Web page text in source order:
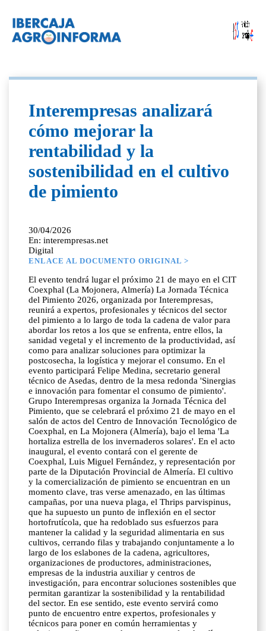
Interempresas analizará
cómo mejorar la
rentabilidad y la
sostenibilidad en el cultivo
de pimiento
30/04/2026
En: interempresas.net
Digital
ENLACE AL DOCUMENTO ORIGINAL >
El evento tendrá lugar el próximo 21 de mayo en el CIT
Coexphal (La Mojonera, Almería) La Jornada Técnica
del Pimiento 2026, organizada por Interempresas,
reunirá a expertos, profesionales y técnicos del sector
del pimiento a lo largo de toda la cadena de valor para
abordar los retos a los que se enfrenta, entre ellos, la
sanidad vegetal y el incremento de la productividad, así
como para analizar soluciones para optimizar la
postcosecha, la logística y mejorar el consumo. En el
evento participará Felipe Medina, secretario general
técnico de Asedas, dentro de la mesa redonda 'Sinergias
e innovación para fomentar el consumo de pimiento'.
Grupo Interempresas organiza la Jornada Técnica del
Pimiento, que se celebrará el próximo 21 de mayo en el
salón de actos del Centro de Innovación Tecnológico de
Coexphal, en La Mojonera (Almería), bajo el lema 'La
hortaliza estrella de los invernaderos solares'. En el acto
inaugural, el evento contará con el gerente de
Coexphal, Luis Miguel Fernández, y representación por
parte de la Diputación Provincial de Almería. El cultivo
y la comercialización de pimiento se encuentran en un
momento clave, tras verse amenazado, en las últimas
campañas, por una nueva plaga, el Thrips parvispinus,
que ha supuesto un punto de inflexión en el sector
hortofrutícola, que ha redoblado sus esfuerzos para
mantener la calidad y la seguridad alimentaria en sus
cultivos, cerrando filas y trabajando conjuntamente a lo
largo de los eslabones de la cadena, agricultores,
organizaciones de productores, administraciones,
empresas de la industria auxiliar y centros de
investigación, para encontrar soluciones sostenibles que
permitan garantizar la sostenibilidad y la rentabilidad
del sector. En ese sentido, este evento servirá como
punto de encuentro entre expertos, profesionales y
técnicos para poner en común herramientas y